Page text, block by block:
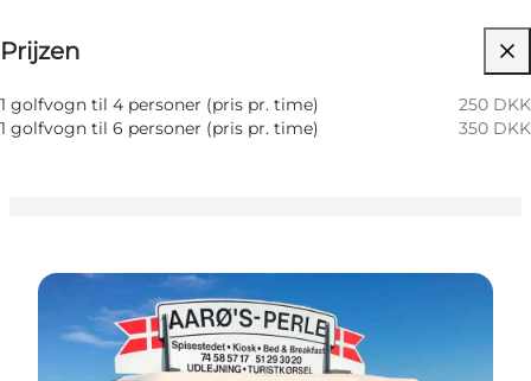
Prijzen
1 golfvogn til 4 personer (pris pr. time)
250 DKK
1 golfvogn til 6 personer (pris pr. time)
350 DKK
Children, Friends, My business